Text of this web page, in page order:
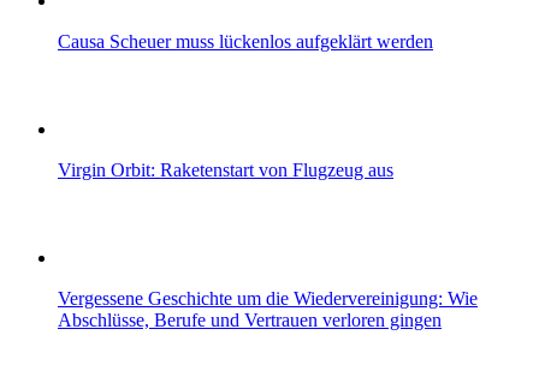
Causa Scheuer muss lückenlos aufgeklärt werden
Virgin Orbit: Raketenstart von Flugzeug aus
Vergessene Geschichte um die Wiedervereinigung: Wie
Abschlüsse, Berufe und Vertrauen verloren gingen